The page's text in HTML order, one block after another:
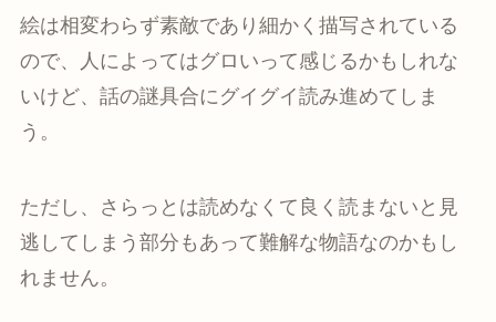
絵は相変わらず素敵であり細かく描写されている
ので、人によってはグロいって感じるかもしれな
いけど、話の謎具合にグイグイ読み進めてしま
う。
ただし、さらっとは読めなくて良く読まないと見
逃してしまう部分もあって難解な物語なのかもし
れません。